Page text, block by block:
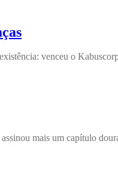
venceu o
mais um capítulo